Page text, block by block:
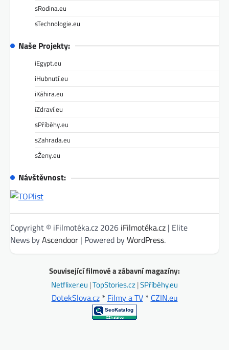
sRodina.eu
sTechnologie.eu
Naše Projekty:
iEgypt.eu
iHubnutí.eu
iKáhira.eu
iZdraví.eu
sPříběhy.eu
sZahrada.eu
sŽeny.eu
Návštěvnost:
Copyright © iFilmotéka.cz 2026 iFilmotéka.cz | Elite
News byAscendoor | Powered byWordPress.
Související filmové a zábavní magazíny:
Netflixer.eu |TopStories.cz|SPříběhy.eu
DotekSlova.cz* Filmy a TV* CZIN.eu